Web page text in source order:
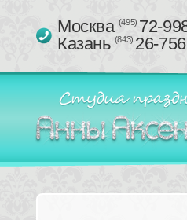
Москва (495)72-
Казань (843)26-